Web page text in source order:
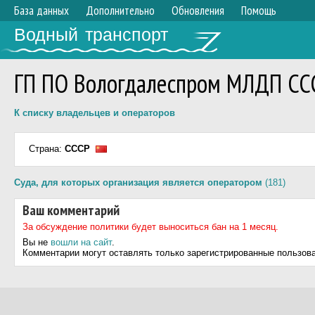
База данных Дополнительно Обновления Помощь
Водный транспорт
ГП ПО Вологдалеспром МЛДП
К списку владельцев и операторов
Страна: СССР
Суда, для которых организация является оператором (181)
Ваш комментарий
За обсуждение политики будет выноситься бан на 1 месяц.
Вы не вошли на сайт.
Комментарии могут оставлять только зарегистрированные